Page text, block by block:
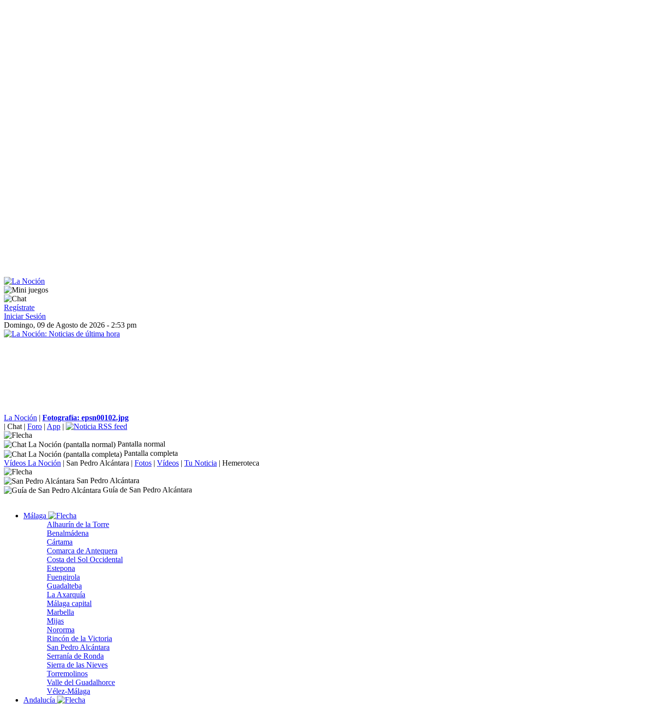
Regístrate
Iniciar Sesión
Domingo, 09 de Agosto de 2026 - 2:53 pm
La Noción | Fotografía: epsn00102.jpg
| Chat | Foro | App |
Pantalla normal
Pantalla completa
Vídeos La Noción | San Pedro Alcántara | Fotos | Vídeos | Tu Noticia | Hemeroteca
San Pedro Alcántara
Guía de San Pedro Alcántara
Málaga
Alhaurín de la Torre
Benalmádena
Cártama
Comarca de Antequera
Costa del Sol Occidental
Estepona
Fuengirola
Guadalteba
La Axarquía
Málaga capital
Marbella
Mijas
Nororma
Rincón de la Victoria
San Pedro Alcántara
Serranía de Ronda
Sierra de las Nieves
Torremolinos
Valle del Guadalhorce
Vélez-Málaga
Andalucía